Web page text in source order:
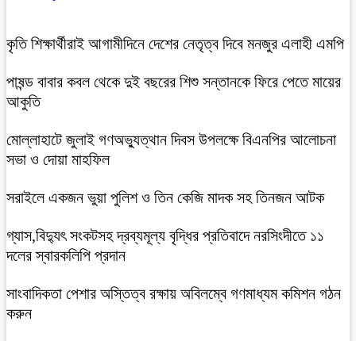
কৃতি শিক্ষার্থীরাই আগামীদিনে দেশের নেতৃত্ব দিবে মনজুর এলাহী এমপি
পাষন্ড বাবার কবল থেকে দুই বছরের শিশু সন্তানকে ফিরে পেতে মায়ের
আকুতি
মোল্লাহাটে জুলাই গণঅভ্যুত্থান দিবস উপলক্ষে বিএনপির আলোচনা
সভা ও দোয়া মাহফিল
সরাইলে একজন ভুয়া পুলিশ ও তিন কেজি মাদক সহ তিনজন আটক
গ্যাস,বিদ্যুৎ সংকটসহ দ্রব্যমূল্য বৃদ্ধির প্রতিবাদে নরসিংদীতে ১১
দলের স্বারকলিপি প্রদান
সাংবাদিকতা পেশার অস্তিত্ব রক্ষায় অবিলম্বে গণমাধ্যম কমিশন গঠন
করুন